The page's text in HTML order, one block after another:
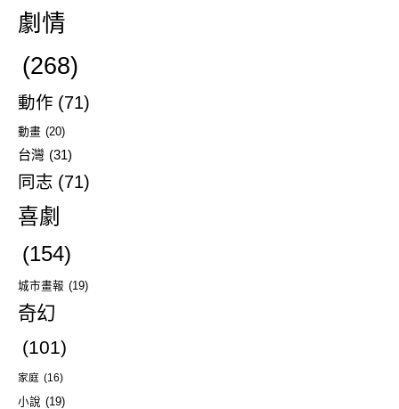
劇情
(268)
動作 (71)
動畫 (20)
台灣 (31)
同志 (71)
喜劇
(154)
城市畫報 (19)
奇幻
(101)
家庭 (16)
小說 (19)